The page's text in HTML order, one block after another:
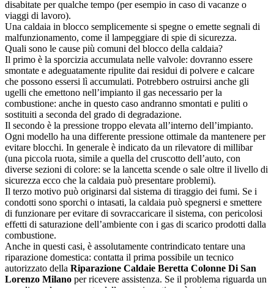
disabitate per qualche tempo (per esempio in caso di vacanze o
viaggi di lavoro).
Una caldaia in blocco semplicemente si spegne o emette segnali di
malfunzionamento, come il lampeggiare di spie di sicurezza.
Quali sono le cause più comuni del blocco della caldaia?
Il primo è la sporcizia accumulata nelle valvole: dovranno essere
smontate e adeguatamente ripulite dai residui di polvere e calcare
che possono essersi lì accumulati. Potrebbero ostruirsi anche gli
ugelli che emettono nell’impianto il gas necessario per la
combustione: anche in questo caso andranno smontati e puliti o
sostituiti a seconda del grado di degradazione.
Il secondo è la pressione troppo elevata all’interno dell’impianto.
Ogni modello ha una differente pressione ottimale da mantenere per
evitare blocchi. In generale è indicato da un rilevatore di millibar
(una piccola ruota, simile a quella del cruscotto dell’auto, con
diverse sezioni di colore: se la lancetta scende o sale oltre il livello di
sicurezza ecco che la caldaia può presentare problemi).
Il terzo motivo può originarsi dal sistema di tiraggio dei fumi. Se i
condotti sono sporchi o intasati, la caldaia può spegnersi e smettere
di funzionare per evitare di sovraccaricare il sistema, con pericolosi
effetti di saturazione dell’ambiente con i gas di scarico prodotti dalla
combustione.
Anche in questi casi, è assolutamente contrindicato tentare una
riparazione domestica: contatta il prima possibile un tecnico
autorizzato della Riparazione Caldaie Beretta Colonne Di San
Lorenzo Milano per ricevere assistenza. Se il problema riguarda un